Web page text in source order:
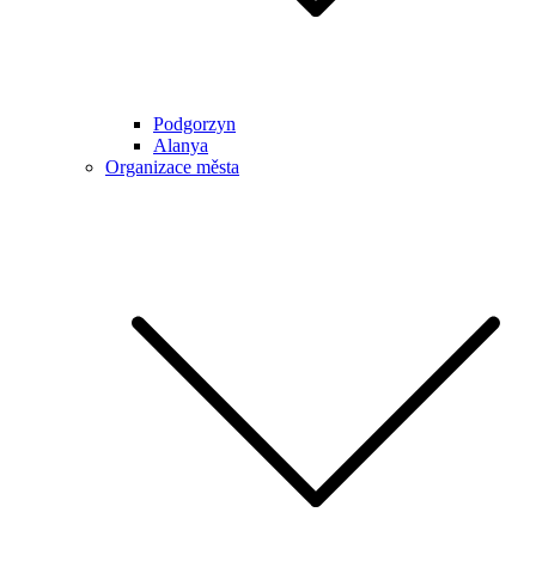
Podgorzyn
Alanya
Organizace města